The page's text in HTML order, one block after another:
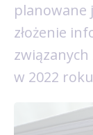
planowane
złożenie
w 2022